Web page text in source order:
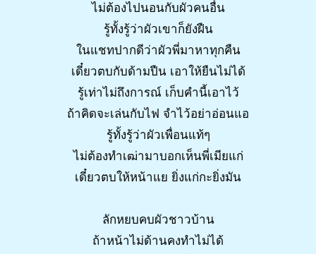
ไม่ต้องไปนอนกับผัวคนอื่น
รู้ทั้งรู้ว่าผัวเขาก็ยังฝืน
ในแชทปากดีว่าผัวพี่มาหาทุกคืน
เดี๋ยวตบกับด้ามปืน เอาให้ยืนไม่ได้
รู้เท่าไม่ถึงการณ์ เก็บคำนี้เอาไว้
ถ้าคิดจะเล่นกับไฟ จำไว้อย่าอ่อนแอ
รู้ทั้งรู้ว่าผัวเพื่อนแท้ๆ
ไม่ต้องทำเฒ่ามาบอกเห็นพี่เมียแก่
เดี๋ยวตบให้หน้าแย ยิ่งแก่กะยิ่งมัน
ลักหยบคบผัวชาวบ้าน
ถ้าหน้าไม่ด้านคงทำไม่ได้